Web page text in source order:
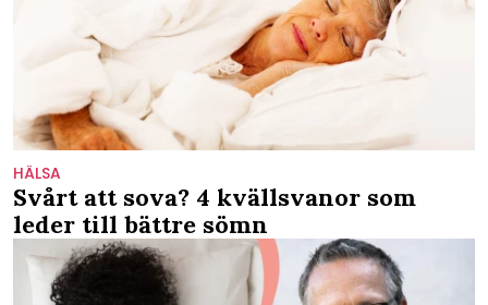
HÄLSA
Svårt att sova? 4 kvällsvanor som
leder till bättre sömn